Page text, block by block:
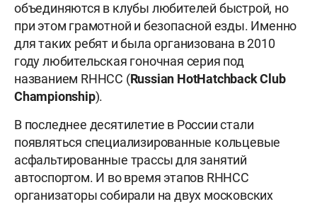
объединяются в клубы любителей быстрой, но
при этом грамотной и безопасной езды. Именно
для таких ребят и была организована в 2010
году любительская гоночная серия под
названием RHHCC (Russian HotHatchbackClub
Championship).
В последнее десятилетие в России стали
появляться специализированные кольцевые
асфальтированные трассы для занятий
автоспортом. И во время этапов RHHCC
организаторы собирали на двух московских